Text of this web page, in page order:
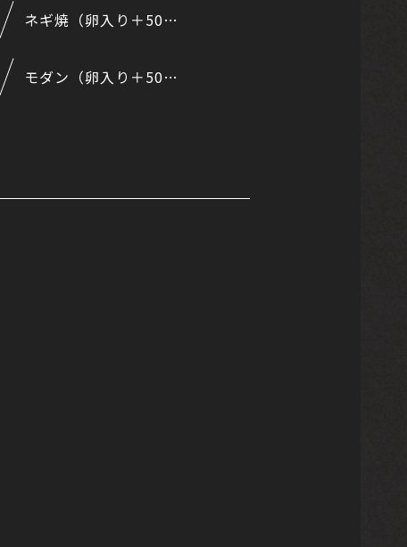
ネギ焼（卵入り＋50円）
モダン（卵入り＋50円）